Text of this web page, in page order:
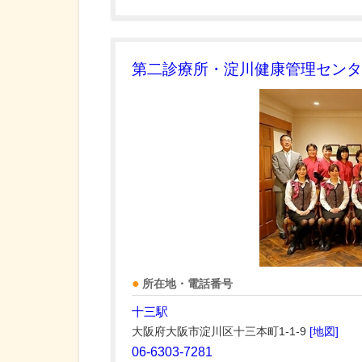
第二診療所・淀川健康管理セン
所在地・電話番号
十三駅
大阪府大阪市淀川区十三本町1-1-9 [地図]
06-6303-7281